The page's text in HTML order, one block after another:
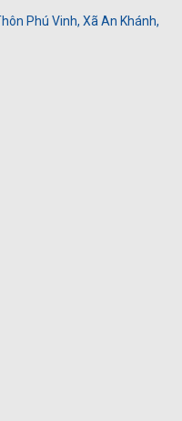
Phú Vinh, Xã An Khánh,